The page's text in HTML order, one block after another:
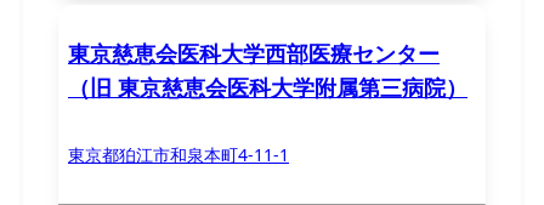
東京慈恵会医科大学西部医療センター
（旧 東京慈恵会医科大学附属第三病院）
東京都狛江市和泉本町4-11-1